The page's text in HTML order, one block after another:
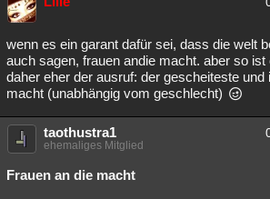
wenn es ein garant dafür sei, dass die welt
auch sagen, frauen andie macht. aber so ist
daher eher der ausruf: der gescheiteste
macht (unabhängig vom geschlecht)
taothustra1
ehemaliges Mitglied
Frauen an die macht